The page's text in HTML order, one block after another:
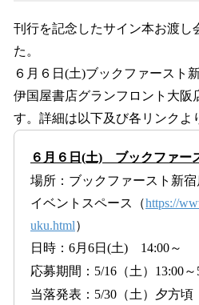
刊行を記念したサイン本お渡し
た。
６月６日(土)ブックファースト
伊国屋書店グランフロント大阪
す。詳細は以下及び各リンクよ
６月６日(土) ブックファー
場所：ブックファースト新
イベントスペース（https://
uku.html）
日時：6月6日(土) 14:00～
応募期間：5/16（土）13:00
当落発表：5/30（土）夕方頃